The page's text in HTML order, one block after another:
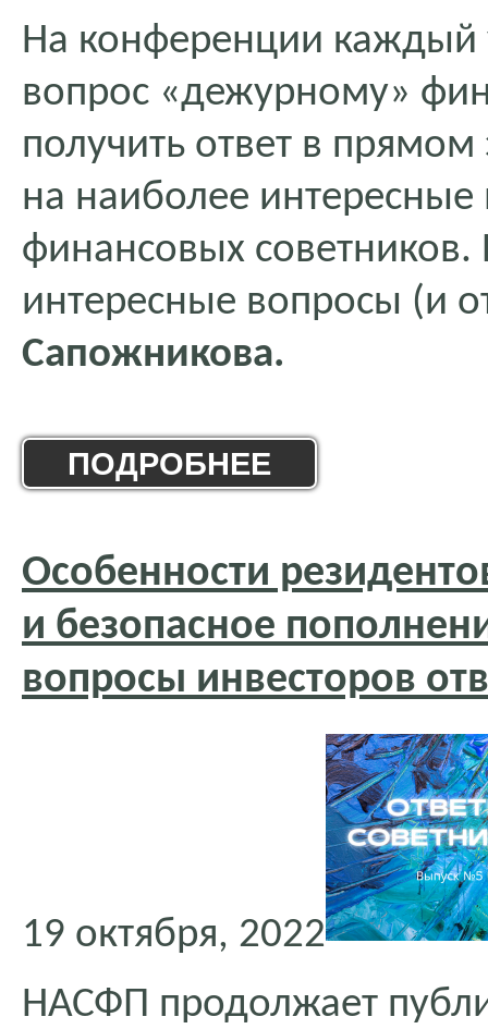
На конференции каждый
вопрос «дежурному»
получить ответ в
на наиболее
финансовых
интересные вопросы (и
Сапожникова.
ПОДРОБНЕЕ
Особенности
и безопасное
вопросы инвесторов
19 октября, 2022
НАСФП продолжает